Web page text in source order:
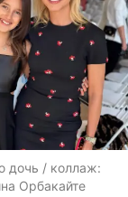
дочь / коллаж:
Орбакайте